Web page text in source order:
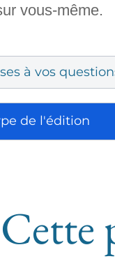
vous-même.
à vos
de l'édition
Cette